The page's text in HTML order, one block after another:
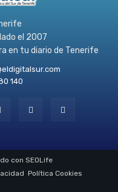
el 2007
en tu diario de Tenerife
140
con SEOLife
Política Cookies